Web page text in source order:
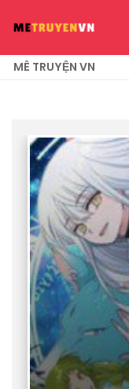
MÊ TRUYỆN VN